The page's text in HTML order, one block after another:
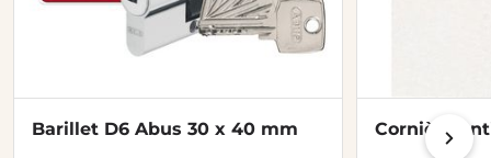
Barillet D6 Abus 30 x 40 mm Cornière